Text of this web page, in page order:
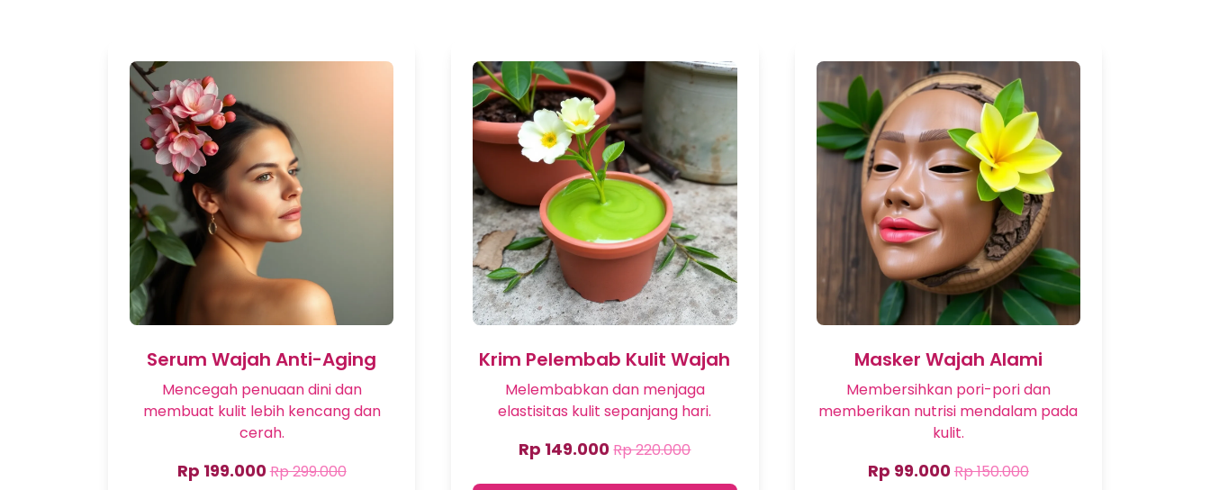
Serum Wajah Anti-Aging
Mencegah penuaan dini dan
membuat kulit lebih kencang dan
cerah.
Rp 199.000Rp 299.000
Krim Pelembab Kulit Wajah
Melembabkan dan menjaga
elastisitas kulit sepanjang hari.
Rp 149.000Rp 220.000
Masker Wajah Alami
Membersihkan pori-pori dan
memberikan nutrisi mendalam pada
kulit.
Rp 99.000Rp 150.000